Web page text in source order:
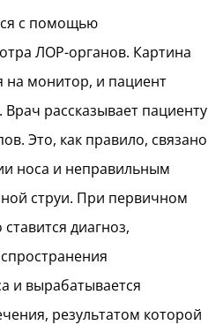
с помощью
ЛОР-органов. Картина
на монитор, и пациент
рассказывает пациенту
Это, как правило, связано
носа и неправильным
струи. При первичном
диагноз,
и вырабатывается
результатом которой